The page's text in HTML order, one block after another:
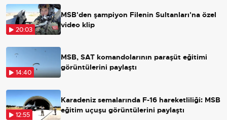
20:03
MSB'den şampiyon Filenin Sultanları'na özel
video klip
14:40
MSB, SAT komandolarının paraşüt eğitimi
görüntülerini paylaştı
12:55
Karadeniz semalarında F-16 hareketliliği: MSB
eğitim uçuşu görüntülerini paylaştı